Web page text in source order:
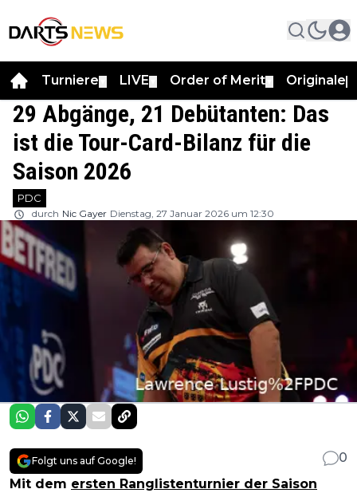
Turniere LIVE Order of Merit Originale
29 Abgänge, 21 Debütanten: Das
ist die Tour-Card-Bilanz für die
Saison 2026
PDC
durch Nic Gayer Dienstag, 27 Januar 2026 um 12:30
Folgt uns auf Google!
0
Mit dem ersten Ranglistenturnier der Saison